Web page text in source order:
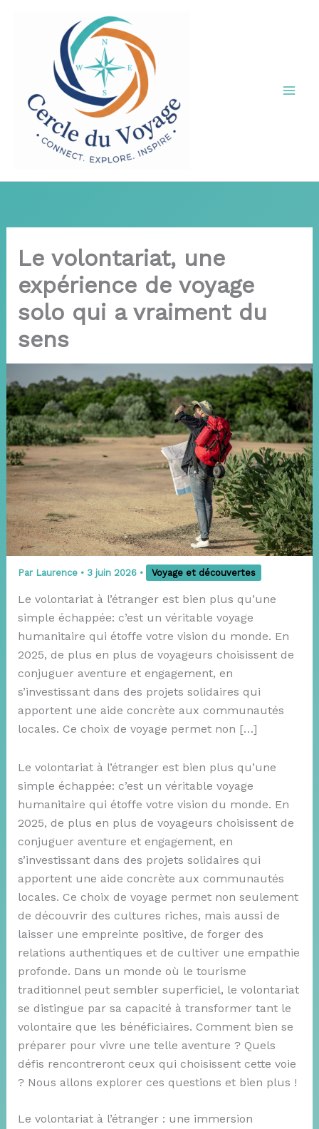
Le volontariat, une
expérience de voyage
solo qui a vraiment du
sens
Par Laurence • 3 juin 2026 • Voyage et découvertes
Le volontariat à l’étranger est bien plus qu’une
simple échappée: c’est un véritable voyage
humanitaire qui étoffe votre vision du monde. En
2025, de plus en plus de voyageurs choisissent de
conjuguer aventure et engagement, en
s’investissant dans des projets solidaires qui
apportent une aide concrète aux communautés
locales. Ce choix de voyage permet non […]
Le volontariat à l’étranger est bien plus qu’une
simple échappée: c’est un véritable voyage
humanitaire qui étoffe votre vision du monde. En
2025, de plus en plus de voyageurs choisissent de
conjuguer aventure et engagement, en
s’investissant dans des projets solidaires qui
apportent une aide concrète aux communautés
locales. Ce choix de voyage permet non seulement
de découvrir des cultures riches, mais aussi de
laisser une empreinte positive, de forger des
relations authentiques et de cultiver une empathie
profonde. Dans un monde où le tourisme
traditionnel peut sembler superficiel, le volontariat
se distingue par sa capacité à transformer tant le
volontaire que les bénéficiaires. Comment bien se
préparer pour vivre une telle aventure ? Quels
défis rencontreront ceux qui choisissent cette voie
? Nous allons explorer ces questions et bien plus !
Le volontariat à l’étranger : une immersion